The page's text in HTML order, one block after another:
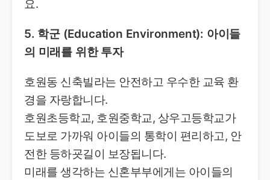
요.
5. 학군 (Education Environment): 아이들
의 미래를 위한 투자
호원동 신축빌라는 안전하고 우수한 교육 환
경을 자랑합니다.
호원초등학교, 호원중학교, 상우고등학교가
도보로 가까워 아이들의 통학이 편리하고, 안
전한 등하굣길이 보장됩니다.
미래를 생각하는 신혼부부에게는 아이들의